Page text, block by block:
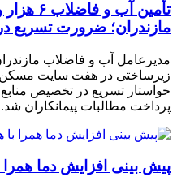
تأمین
مازندران؛ ضرورت تسریع
مدیرعامل آب و فاضلاب
زیرساختی در هفت سایت
خواستار تسریع در تخصیص
پرداخت مطالبات پیمانکاران شد.
پیش بینی افزایش دما